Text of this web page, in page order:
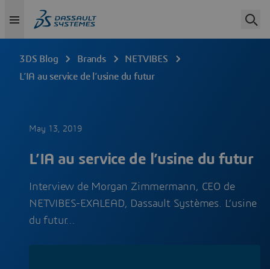
3DS Blog Brands
NETVIBES
L’IA au service de l’usine du futur
May 13, 2019
L’IA au service de l’usine du futur
Interview de Morgan Zimmermann, CEO de
NETVIBES-EXALEAD, Dassault Systèmes. L’usine
du futur…